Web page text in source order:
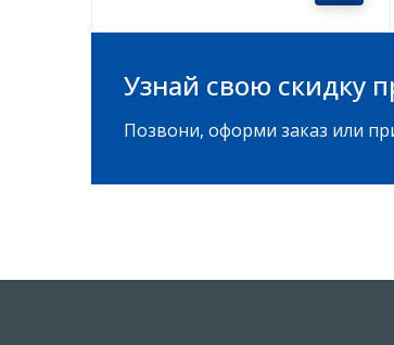
Узнай свою скидку
Позвони, оформи заказ или